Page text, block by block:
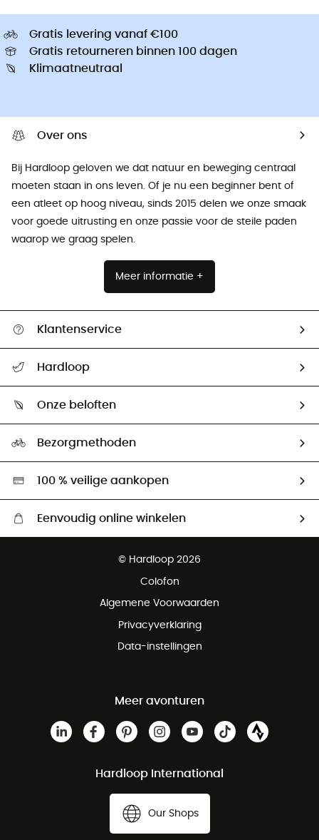
Gratis levering vanaf €100
Gratis retourneren binnen 100 dagen
Klimaatneutraal
Over ons
Bij Hardloop geloven we dat natuur en beweging centraal
moeten staan ​​in ons leven. Of je nu een beginner bent of
een atleet op hoog niveau, sinds 2015 delen we onze smaak
voor goede uitrusting en onze passie voor de steile paden
waarop we graag spelen.
Meer informatie +
Klantenservice
Retourzendingen & Terugbetalingen
Hardloop
Ambassadeurs
Onze beloften
Hardgreen
Bezorgmethoden
100 % veilige aankopen
Eenvoudig online winkelen
Gratis retourneren binnen 100 dagen
© Hardloop 2026
Colofon
Algemene Voorwaarden
Privacyverklaring
Data-instellingen
Meer avonturen
Hardloop International
Our Shops